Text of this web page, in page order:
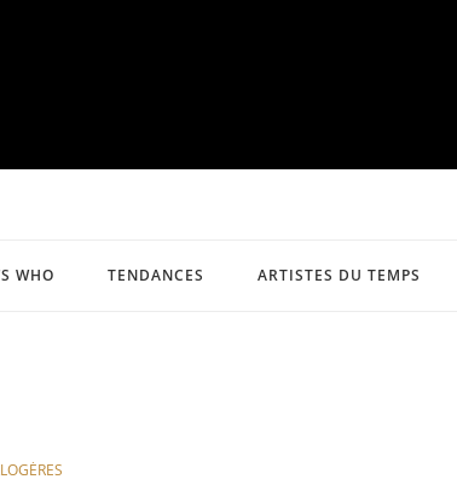
WHO TENDANCES ARTISTES DU TEMPS